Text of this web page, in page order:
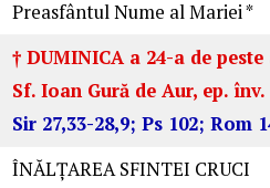
Preasfântul Nume al Mariei *
† DUMINICA a 24-a de peste
Sf. Ioan Gură de Aur, ep. înv.
Sir 27,33-28,9; Ps 102; Rom
ÎNĂLŢAREA SFINTEI CRUCI